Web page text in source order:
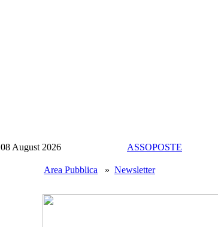
08 August 2026 ASSOPOSTE
Area Pubblica » Newsletter